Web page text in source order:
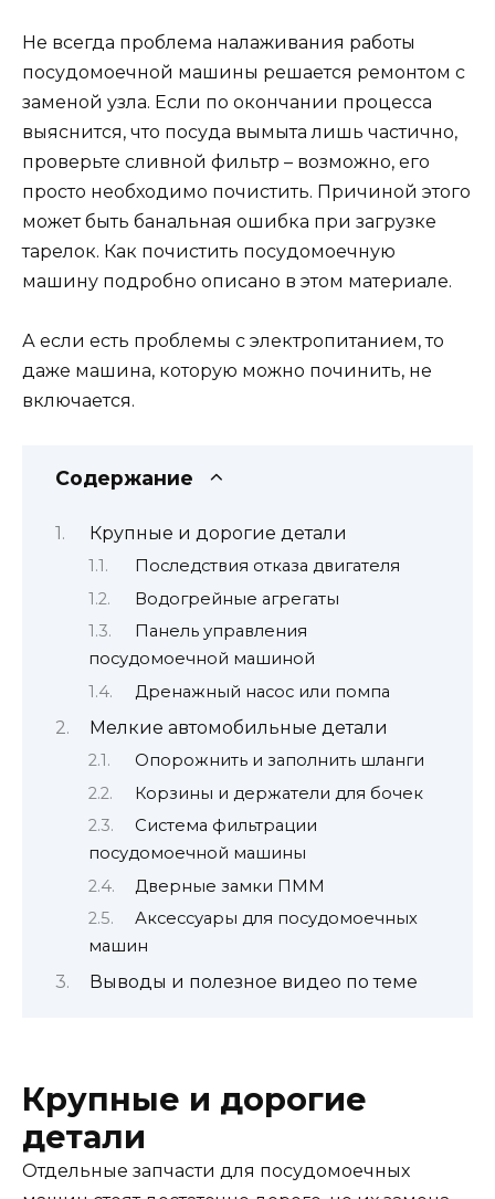
Не всегда проблема налаживания работы
посудомоечной машины решается ремонтом с
заменой узла. Если по окончании процесса
выяснится, что посуда вымыта лишь частично,
проверьте сливной фильтр – возможно, его
просто необходимо почистить. Причиной этого
может быть банальная ошибка при загрузке
тарелок. Как почистить посудомоечную
машину подробно описано в этом материале.
А если есть проблемы с электропитанием, то
даже машина, которую можно починить, не
включается.
Содержание
Крупные и дорогие детали
Последствия отказа двигателя
Водогрейные агрегаты
Панель управления
посудомоечной машиной
Дренажный насос или помпа
Мелкие автомобильные детали
Опорожнить и заполнить шланги
Корзины и держатели для бочек
Система фильтрации
посудомоечной машины
Дверные замки ПММ
Аксессуары для посудомоечных
машин
Выводы и полезное видео по теме
Крупные и дорогие
детали
Отдельные запчасти для посудомоечных